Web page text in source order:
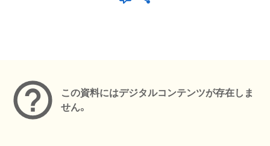
この資料にはデジタルコンテンツが存在しま
せん。